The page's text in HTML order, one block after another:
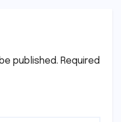
published. Required